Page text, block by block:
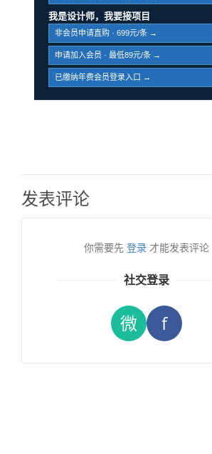
我是设计师，我要接项目
非会员申请直购 · 699元/条 →
申请加入会员 · 最低89元/条 →
已缴纳年费会员登录入口 →
发表评论
你需要先 登录 才能发表评论
社交登录
微 f